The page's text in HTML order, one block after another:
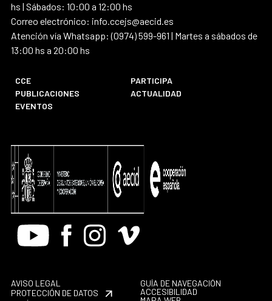
hs | Sábados: 10:00 a 12:00 hs
Correo electrónico: info.ccejs@aecid.es
Atención vía Whatsapp: (0974) 599-961 | Martes a sábados de
13:00 hs a 20:00 hs
CCE
PARTICIPA
PUBLICACIONES
ACTUALIDAD
EVENTOS
Youtube FacebookInstagram
Vimeo
AVISO LEGAL
PROTECCIÓN DE DATOS
GUÍA DE NAVEGACIÓN
ACCESIBILIDAD